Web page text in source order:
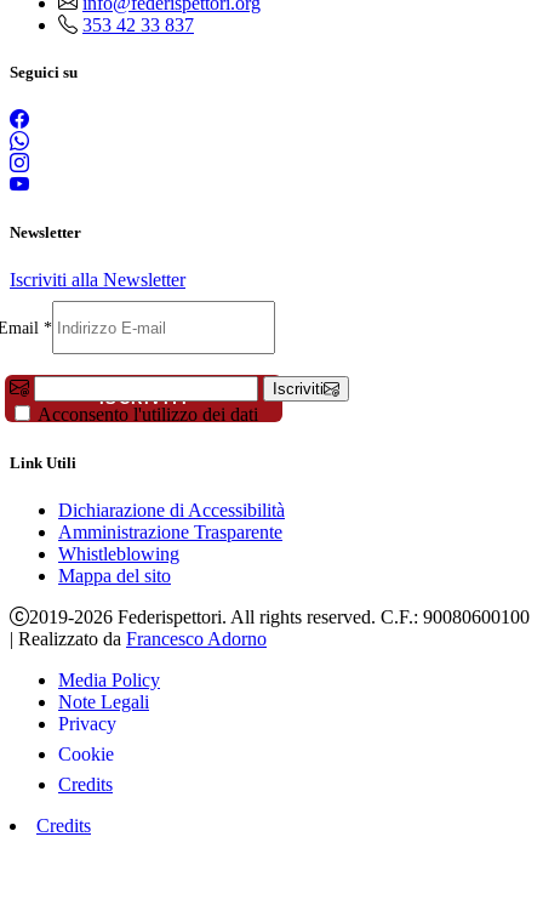
353 42 33 837
Seguici su
Newsletter
Iscriviti alla Newsletter
*
ISCRIVITI
Iscriviti
Acconsento l'utilizzo dei dati
Link Utili
Dichiarazione di Accessibilità
Amministrazione Trasparente
Whistleblowing
Mappa del sito
2019-2026 Federispettori. All rights reserved. C.F.: 90080600100
| Realizzato da Francesco Adorno
Media Policy
Note Legali
Privacy
Cookie
Credits
Credits